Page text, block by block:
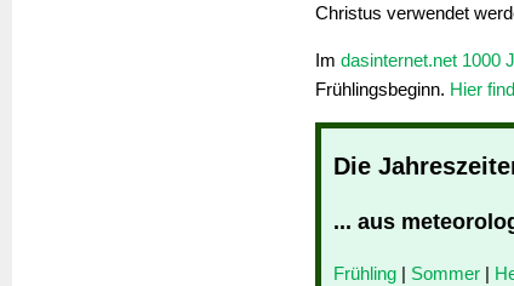
Christus verwendet
Im dasinternet.net 1000
Frühlingsbeginn. Hier
Die
... aus
Frühling | Sommer |